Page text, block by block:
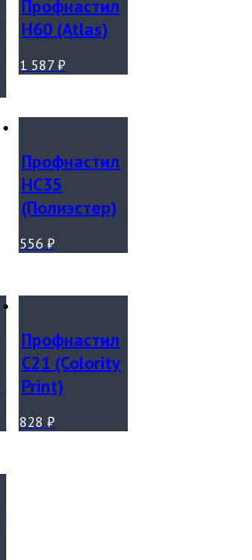
Профнастил
Н60 (Atlas)
1 587₽
Профнастил
НС35
(Полиэстер)
556₽
Профнастил
С21 (Colority
Print)
828₽